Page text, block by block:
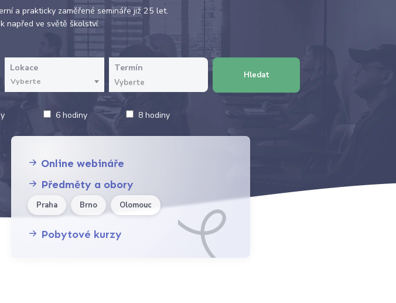
a prakticky zaměřené semináře již 25 let.
napřed ve světě školství.
Lokace
Vyberte
Termín
Hledat
6 hodiny 8 hodiny
Online webináře
Předměty a obory
Praha Brno Olomouc
Pobytové kurzy